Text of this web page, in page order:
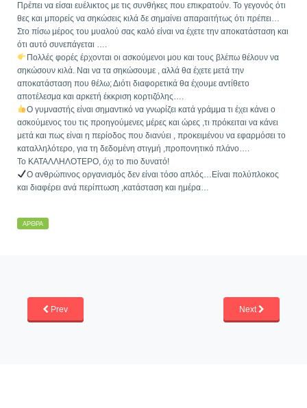
Πρέπει να είσαι ευέλικτος με τις συνθήκες που επικρατούν. Το γεγονός ότι
θες και μπορείς να σηκώσεις κιλά δε σημαίνει απαραιτήτως ότι πρέπει…
Στο πίσω μέρος του μυαλού σας καλό είναι να έχετε την αποκατάσταση και
ότι αυτό συνεπάγεται ….
Πολλές φορές έρχονται οι ασκούμενοι μου και τους βλέπω θέλουν να
σηκώσουν κιλά. Ναι να τα σηκώσουμε , αλλά θα έχετε μετά την
αποκατάσταση που θέλω; Διότι διαφορετικά θα έχουμε αντίθετο
αποτέλεσμα και αρκετή έκκριση κορτιζόλης….
Ο γυμναστής είναι σημαντικό να γνωρίζει κατά γράμμα τι έχει κάνει ο
ασκούμενος του τις προηγούμενες μέρες και ώρες ,τι πρόκειται να κάνει
μετά και πως είναι η περίοδος που διανύει , προκειμένου να εφαρμόσει το
καταλληλότερο, για τη δεδομένη στιγμή ,προπονητικό πλάνο….
Το ΚΑΤΑΛΛΗΛΟΤΕΡΟ, όχι το πιο δυνατό!
Ο ανθρώπινος οργανισμός δεν είναι τόσο απλός…Είναι πολύπλοκος
και διαφέρει ανά περίπτωση ,κατάσταση και ημέρα…
ΆΡΘΡΑ
Prev Next